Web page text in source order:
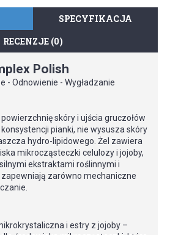
SPECYFIKACJA
RECENZJE (0)
Polish
- Odnowienie - Wygładzanie
skóry i ujścia gruczołów
konsystencji pianki, nie wysusza skóry
hydro-lipidowego. Żel zawiera
mikrocząsteczki celulozy i jojoby,
ekstraktami roślinnymi i
zarówno mechaniczne
i estry z jojoby –